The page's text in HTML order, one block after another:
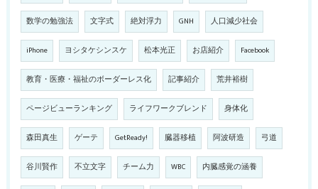
数学の勉強法 文字式 絶対浮力 GNH 人口減少社会
iPhone ヨシタケシンスケ 松本光正 お店紹介 Facebook
教育・医療・福祉のボーダーレス化 記事紹介 荒井裕樹
ページビューランキング ライフワークブレンド 身体化
森田真生 ゲーテ GetReady! 臓器移植 阿波研造 弓道
谷川賢作 不立文字 チーム力 WBC 内臓感覚の涵養